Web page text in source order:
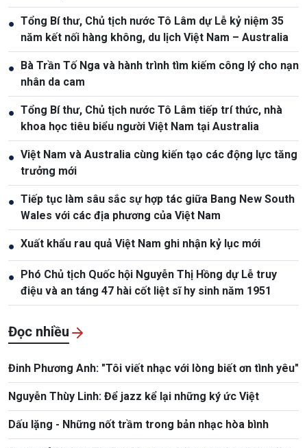
● Tổng Bí thư, Chủ tịch nước Tô Lâm dự Lễ kỷ niệm 35
năm kết nối hàng không, du lịch Việt Nam – Australia
● Bà Trần Tố Nga và hành trình tìm kiếm công lý cho nạn
nhân da cam
● Tổng Bí thư, Chủ tịch nước Tô Lâm tiếp trí thức, nhà
khoa học tiêu biểu người Việt Nam tại Australia
● Việt Nam và Australia cùng kiến tạo các động lực tăng
trưởng mới
● Tiếp tục làm sâu sắc sự hợp tác giữa Bang New South
Wales với các địa phương của Việt Nam
● Xuất khẩu rau quả Việt Nam ghi nhận kỷ lục mới
● Phó Chủ tịch Quốc hội Nguyễn Thị Hồng dự Lễ truy
điệu và an táng 47 hài cốt liệt sĩ hy sinh năm 1951
Đọc nhiều
Đinh Phương Anh: "Tôi viết nhạc với lòng biết ơn tình yêu"
Nguyễn Thùy Linh: Để jazz kể lại những ký ức Việt
Dấu lặng - Những nốt trầm trong bản nhạc hòa bình